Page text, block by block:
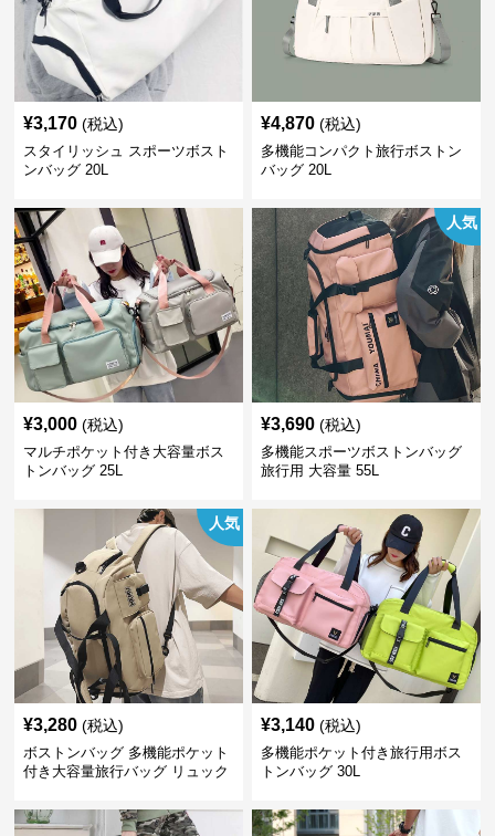
¥3,170 (税込)
スタイリッシュ スポーツボスト
ンバッグ 20L
¥4,870 (税込)
多機能コンパクト旅行ボストン
バッグ 20L
¥3,000 (税込)
マルチポケット付き大容量ボス
トンバッグ 25L
人気
¥3,690 (税込)
多機能スポーツボストンバッグ
旅行用 大容量 55L
人気
¥3,280 (税込)
ボストンバッグ 多機能ポケット
付き大容量旅行バッグ リュック
¥3,140 (税込)
多機能ポケット付き旅行用ボス
トンバッグ 30L